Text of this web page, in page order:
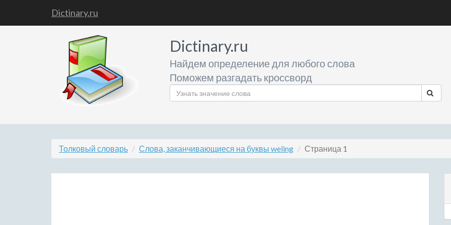
Dictinary.ru
Dictinary.ru
Найдем определение для любого слова
Поможем разгадать кроссворд
Толковый словарь Слова, заканчивающиеся на буквы weling Страница 1